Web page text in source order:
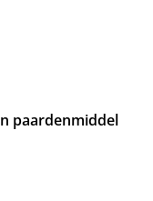
paardenmiddel